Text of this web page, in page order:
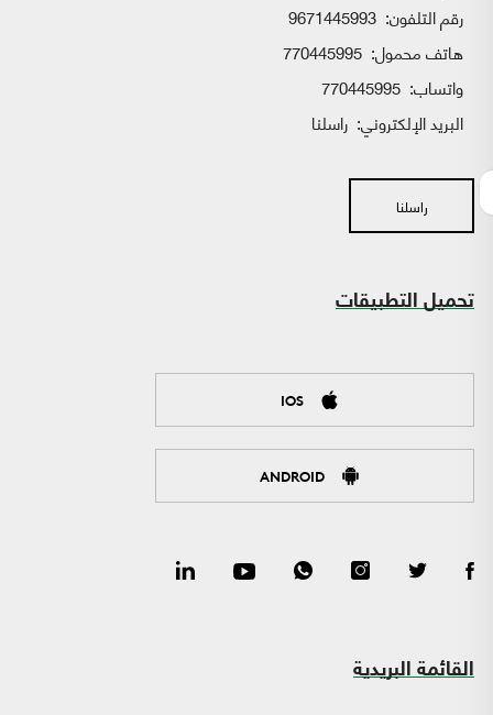
رقم التلفون: 9671445993
هاتف محمول: 770445995
واتساب:
البريد الإلكتروني: راسلنا
راسلنا
تحميل التطبيقات
IOS
ANDROID
القائمة البريدية